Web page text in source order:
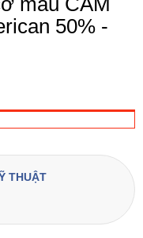
50% -
THUẬT